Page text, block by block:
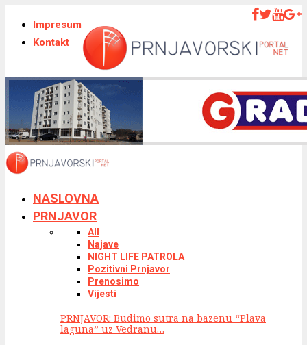
Impresum
Kontakt
NASLOVNA
PRNJAVOR
All
Najave
NIGHT LIFE PATROLA
Pozitivni Prnjavor
Prenosimo
Vijesti
PRNJAVOR: Budimo sutra na bazenu “Plava
laguna” uz Vedranu…